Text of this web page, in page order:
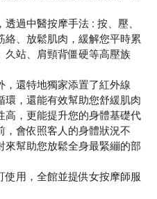
過中醫按摩手法 : 按、壓、
、放鬆肌肉，緩解您平時累
久站、肩頸背僵硬等高壓族
，還特地獨家添置了紅外線
，還能有效幫助您舒緩肌肉
，更能提升您的身體基礎代
會依照客人的身體狀況不
幫助您放鬆全身最緊繃的部
使用，全館並提供女按摩師服